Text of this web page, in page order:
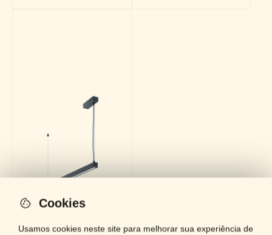
Cookies
Usamos cookies neste site para melhorar sua experiência de